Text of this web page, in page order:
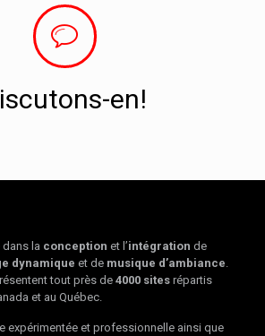
en!
dans la conception et l’intégration de
dynamique et de musique d’ambiance.
tout près de 4000 sitesrépartis
et au Québec.
expérimentée et professionnelle ainsi que